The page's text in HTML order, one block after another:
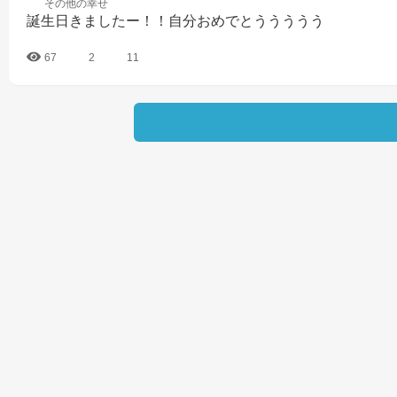
その他の幸せ
誕生日きましたー！！自分おめでとううううう
67 2 11